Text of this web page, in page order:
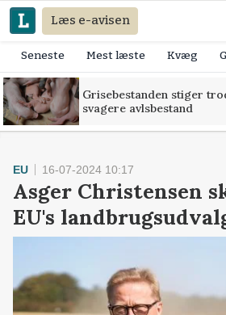
Læs e-avisen
Seneste Mest læste Kvæg
Grisebestanden stiger
svagere avlsbestand
EU 16-07-2024 10:17
Asger Christensen
EU's